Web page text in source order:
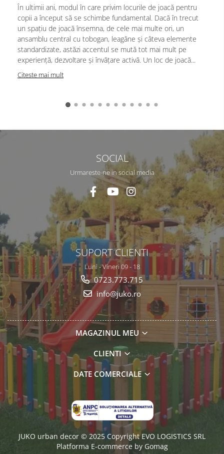
În ultimii ani, modul în care privim locurile de joacă pentru
copii a început să se schimbe fundamental. Dacă în trecut
un spațiu de joacă însemna, de cele mai multe ori, un
ansamblu central cu tobogan, leagăne și câteva elemente
standardizate, astăzi accentul se mută tot mai mult pe
experiență, dezvoltare și învățare activă. Un loc de joacă...
Citeste mai mult
SOCIAL
Urmareste-ne in social media
SUPORT CLIENTI
Luni - Vineri 09 - 18
0723.773.715
info@juko.ro
MAGAZINUL MEU
CLIENTI
DATE COMERCIALE
JUKO urban decor © 2025 Copyright EVO LOGISTICS SRL
Platforma E-commerce by Gomag